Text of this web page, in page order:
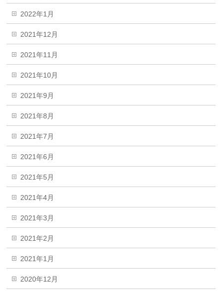
2022年1月
2021年12月
2021年11月
2021年10月
2021年9月
2021年8月
2021年7月
2021年6月
2021年5月
2021年4月
2021年3月
2021年2月
2021年1月
2020年12月